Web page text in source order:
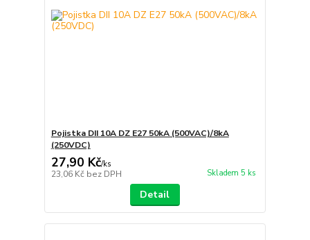
Pojistka DII 10A DZ E27 50kA (500VAC)/8kA
(250VDC)
27,90 Kč/ks
23,06 Kč bez DPH Skladem 5 ks
Detail